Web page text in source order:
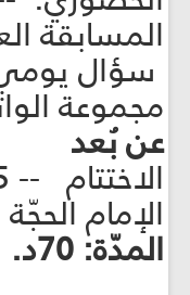
سؤال
مجموعة
عن بُعد
الإمام
المدّة: 70د.